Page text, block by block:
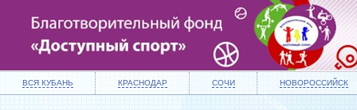
ВСЯ КУБАНЬ КРАСНОДАР СОЧИ НОВОРОССИЙСК